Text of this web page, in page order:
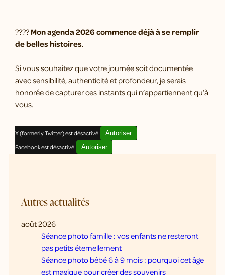
???? Mon agenda 2026 commence déjà à se remplir
de belles histoires.
Si vous souhaitez que votre journée soit documentée
avec sensibilité, authenticité et profondeur, je serais
honorée de capturer ces instants qui n’appartiennent qu’à
vous.
X (formerly Twitter) est désactivé.
Autoriser
Facebook est désactivé.
Autoriser
Autres actualités
août 2026
Séance photo famille : vos enfants ne resteront
pas petits éternellement
Séance photo bébé 6 à 9 mois : pourquoi cet âge
est magique pour créer des souvenirs